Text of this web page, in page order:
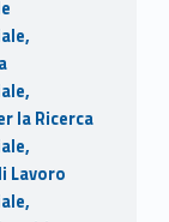
la Ricerca
Lavoro